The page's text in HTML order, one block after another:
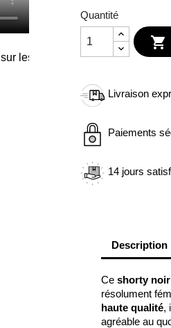
Quantité

Livraison
Paiements
14 jours
Description
Ce shorty
résolument
haute qualité,
agréable au